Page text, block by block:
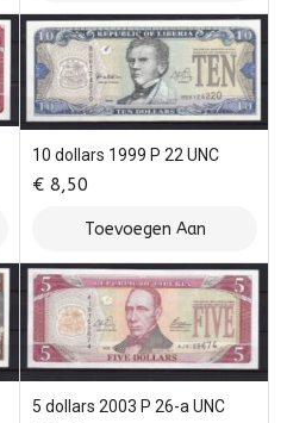
Winkelwagen
10 dollars 1999 P 22 UNC
€ 8,50
Toevoegen Aan
Winkelwagen
5 dollars 2003 P 26-a UNC